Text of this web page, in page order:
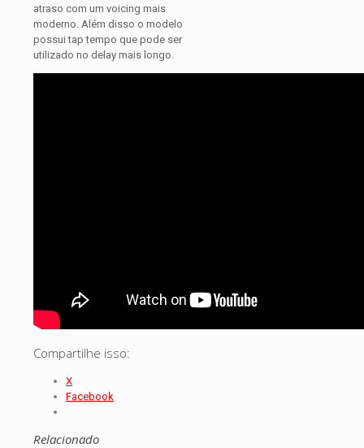
atraso com um voicing mais
moderno. Além disso o modelo
possui tap tempo que pode ser
utilizado no delay mais longo.
Compartilhe isso:
X
Facebook
Relacionado